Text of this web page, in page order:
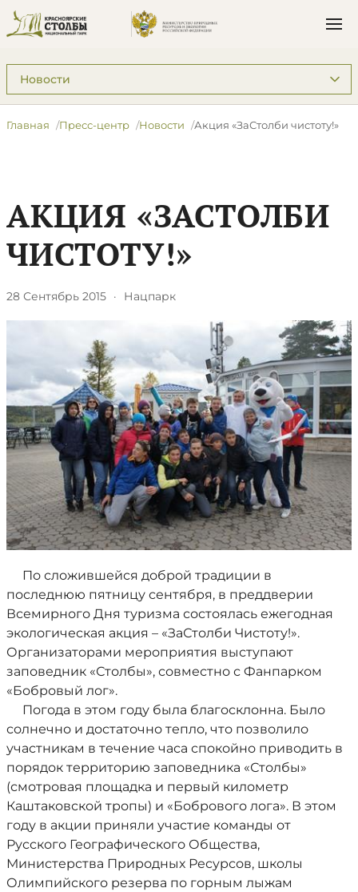
Подразделы: Пресс-центр
Главная Пресс-центр Новости Акция «ЗаСтолби чистоту!»
АКЦИЯ «ЗАСТОЛБИ
ЧИСТОТУ!»
28 Сентябрь 2015 · Нацпарк
По сложившейся доброй традиции в
последнюю пятницу сентября, в преддверии
Всемирного Дня туризма состоялась ежегодная
экологическая акция – «ЗаСтолби Чистоту!».
Организаторами мероприятия выступают
заповедник «Столбы», совместно с Фанпарком
«Бобровый лог».
Погода в этом году была благосклонна. Было
солнечно и достаточно тепло, что позволило
участникам в течение часа спокойно приводить в
порядок территорию заповедника «Столбы»
(смотровая площадка и первый километр
Каштаковской тропы) и «Бобрового лога». В этом
году в акции приняли участие команды от
Русского Географического Общества,
Министерства Природных Ресурсов, школы
Олимпийского резерва по горным лыжам